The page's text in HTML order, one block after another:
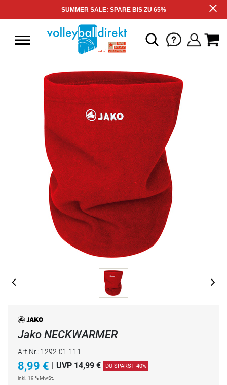
SUMMER SALE: SPARE BIS ZU 65%
Jako NECKWARMER
Art.Nr.: 1292-01-111
8,99 € UVP 14,99 € DU SPARST 40%
inkl. 19 % MwSt.